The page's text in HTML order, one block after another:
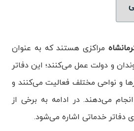
مراکزی هستند که به عنوان
و دولت عمل می‌کنند؛ این دفاتر
و نواحی مختلف فعالیت می‌کنند و
می‌دهند. در ادامه به برخی از
دفاتر خدماتی اشاره می‌شود.